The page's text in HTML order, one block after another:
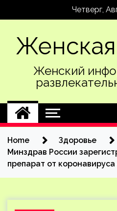
Четверг,
Женский
Home
Здоровье
Минздрав России
препарат от